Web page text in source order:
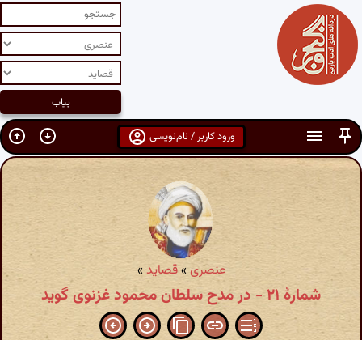
ورود کاربر / نام‌نویسی
عنصری»قصاید »
شمارهٔ ۲۱ - در مدح سلطان محمود غزنوی گوید